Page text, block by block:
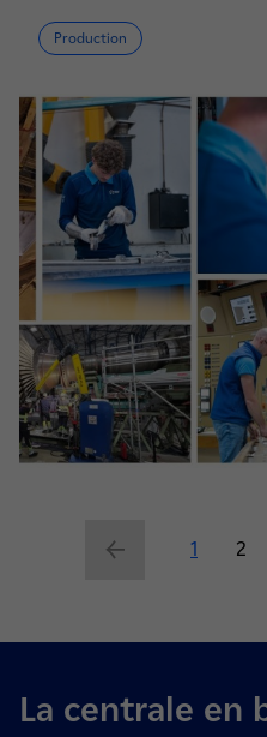
Production
PrécédentCurrent
1 Page
2
La centrale en